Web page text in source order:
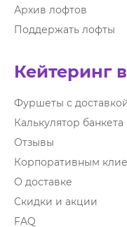
Архив лофтов
Поддержать лофты
Кейтеринг
Фуршеты с
Калькулятор банкета
Отзывы
Корпоративным
О доставке
Скидки и акции
FAQ